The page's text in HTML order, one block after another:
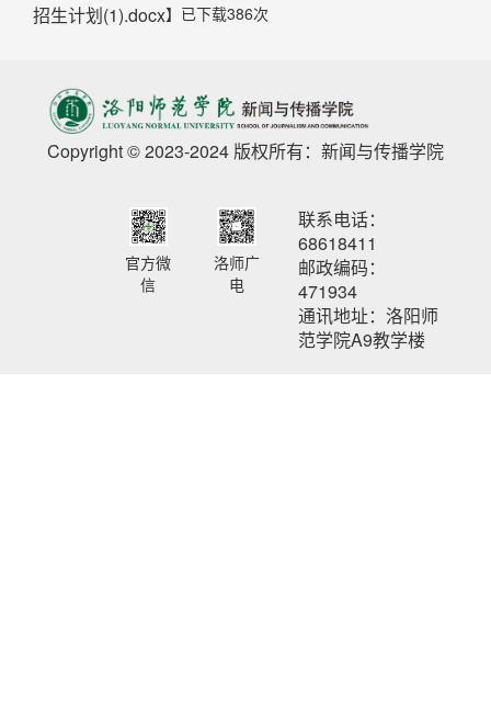
招生计划(1).docx】已下载386次
Copyright © 2023-2024 版权所有：新闻与传播学院
官方微
信
洛师广
电
联系电话：
68618411
邮政编码：
471934
通讯地址：洛阳师
范学院A9教学楼